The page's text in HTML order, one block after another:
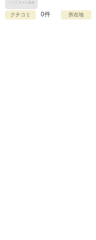
クチコミ 0件 所在地